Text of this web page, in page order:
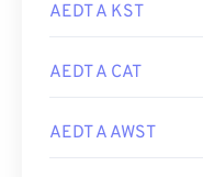
AEDT A KST
AEDT A CAT
AEDT A AWST